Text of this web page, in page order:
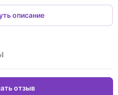
нас в повседневной
года, праздниках и т. д. Для
части заданий даётся
нацелены на увеличение
логического мышления
таких как память,
и т. д.
воспитателями
описание
отзыв